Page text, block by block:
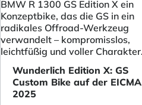
Wunderlich Edition X: GS
Custom Bike auf der EICMA
2025